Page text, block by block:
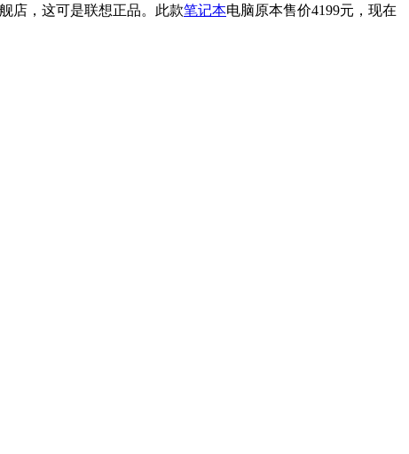
店，这可是联想正品。此款笔记本电脑原本售价4199元，现在